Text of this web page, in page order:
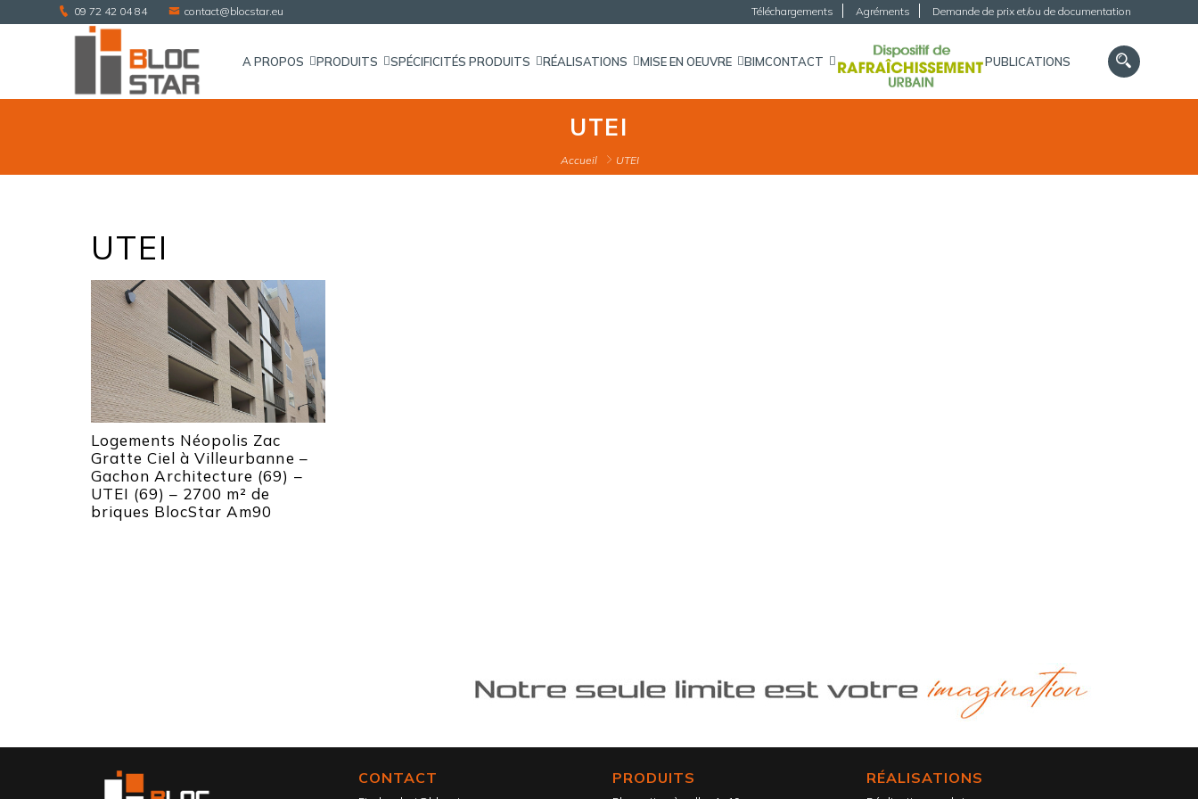
09 72 42 04 84 contact@blocstar.eu Téléchargements Agréments Demande de prix et/ou de documentation
A PROPOS PRODUITS SPÉCIFICITÉS PRODUITS RÉALISATIONS MISE EN OEUVRE BIMCONTACT PUBLICATIONS
UTEI
Accueil UTEI
UTEI
Logements Néopolis Zac
Gratte Ciel à Villeurbanne –
Gachon Architecture (69) –
UTEI (69) – 2700 m² de
briques BlocStar Am90
CONTACT PRODUITS RÉALISATIONS